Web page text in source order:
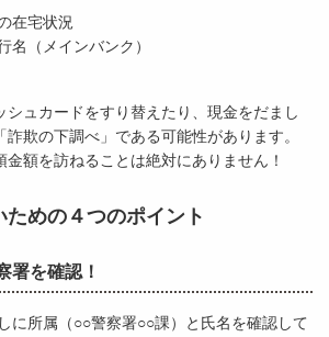
在宅状況
名（メインバンク）
ュカードをすり替えたり、現金をだまし
欺の下調べ」である可能性があります。
額を訪ねることは絶対にありません！
めの４つのポイント
署を確認！
に所属（○○警察署○○課）と氏名を確認して